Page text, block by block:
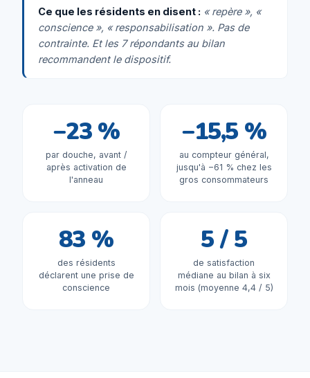
Ce que les résidents en disent : « repère », «
conscience », « responsabilisation ». Pas de
contrainte. Et les 7 répondants au bilan
recommandent le dispositif.
−23 %
par douche, avant /
après activation de
l'anneau
−15,5 %
au compteur général,
jusqu'à −61 % chez les
gros consommateurs
83 %
des résidents
déclarent une prise de
conscience
5 / 5
de satisfaction
médiane au bilan à six
mois (moyenne 4,4 / 5)